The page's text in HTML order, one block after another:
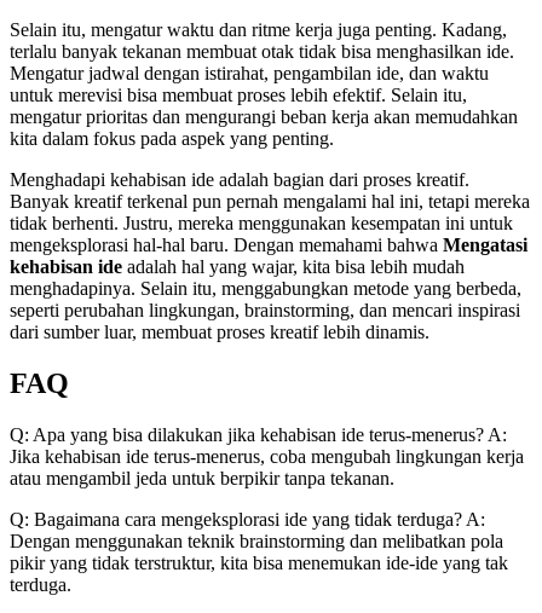
Selain itu, mengatur waktu dan ritme kerja juga penting. Kadang,
terlalu banyak tekanan membuat otak tidak bisa menghasilkan ide.
Mengatur jadwal dengan istirahat, pengambilan ide, dan waktu
untuk merevisi bisa membuat proses lebih efektif. Selain itu,
mengatur prioritas dan mengurangi beban kerja akan memudahkan
kita dalam fokus pada aspek yang penting.
Menghadapi kehabisan ide adalah bagian dari proses kreatif.
Banyak kreatif terkenal pun pernah mengalami hal ini, tetapi mereka
tidak berhenti. Justru, mereka menggunakan kesempatan ini untuk
mengeksplorasi hal-hal baru. Dengan memahami bahwa Mengatasi
kehabisan ide adalah hal yang wajar, kita bisa lebih mudah
menghadapinya. Selain itu, menggabungkan metode yang berbeda,
seperti perubahan lingkungan, brainstorming, dan mencari inspirasi
dari sumber luar, membuat proses kreatif lebih dinamis.
FAQ
Q: Apa yang bisa dilakukan jika kehabisan ide terus-menerus? A:
Jika kehabisan ide terus-menerus, coba mengubah lingkungan kerja
atau mengambil jeda untuk berpikir tanpa tekanan.
Q: Bagaimana cara mengeksplorasi ide yang tidak terduga? A:
Dengan menggunakan teknik brainstorming dan melibatkan pola
pikir yang tidak terstruktur, kita bisa menemukan ide-ide yang tak
terduga.